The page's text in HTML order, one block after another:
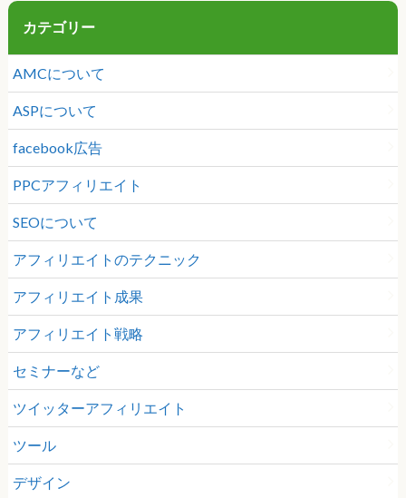
カテゴリー
AMCについて
ASPについて
facebook広告
PPCアフィリエイト
SEOについて
アフィリエイトのテクニック
アフィリエイト成果
アフィリエイト戦略
セミナーなど
ツイッターアフィリエイト
ツール
デザイン